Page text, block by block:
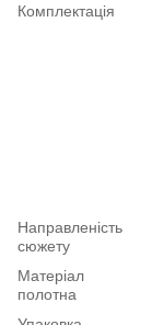
Комплектація
Направленість
сюжету
Матеріал
полотна